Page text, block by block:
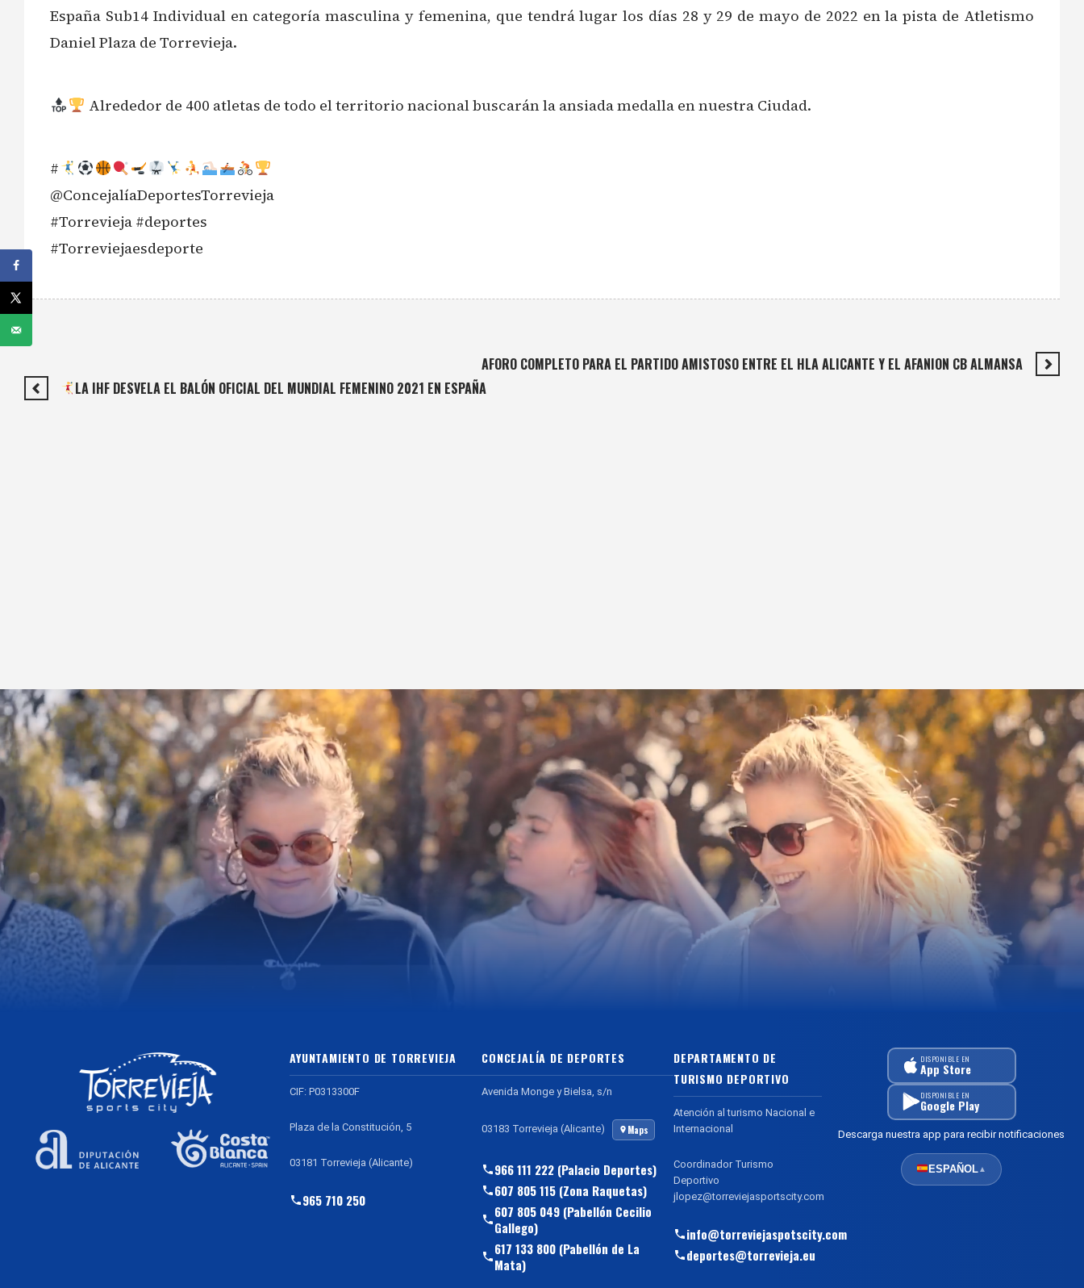
España Sub14 Individual en categoría masculina y femenina, que tendrá lugar los días 28 y 29 de mayo de 2022 en la pista de Atletismo
Daniel Plaza de Torrevieja.
Alrededor de 400 atletas de todo el territorio nacional buscarán la ansiada medalla en nuestra Ciudad.
#
@ConcejalíaDeportesTorrevieja
#Torrevieja #deportes
#Torreviejaesdeporte
AFORO COMPLETO PARA EL PARTIDO AMISTOSO ENTRE EL HLA ALICANTE Y EL AFANION CB ALMANSA
LA IHF DESVELA EL BALÓN OFICIAL DEL MUNDIAL FEMENINO 2021 EN ESPAÑA
AYUNTAMIENTO DE TORREVIEJA
CIF: P0313300F
Plaza de la Constitución, 5
03181 Torrevieja (Alicante)
965 710 250
CONCEJALÍA DE DEPORTES
Avenida Monge y Bielsa, s/n
03183 Torrevieja (Alicante) Maps
966 111 222 (Palacio Deportes)
607 805 115 (Zona Raquetas)
607 805 049 (Pabellón Cecilio
Gallego)
617 133 800 (Pabellón de La
Mata)
DEPARTAMENTO DE
TURISMO DEPORTIVO
Atención al turismo Nacional e
Internacional
Coordinador Turismo
Deportivo
jlopez@torreviejasportscity.com
info@torreviejaspotscity.com
deportes@torrevieja.eu
DISPONIBLE EN
App Store
DISPONIBLE EN
Google Play
Descarga nuestra app para recibir notificaciones
ESPAÑOL▲